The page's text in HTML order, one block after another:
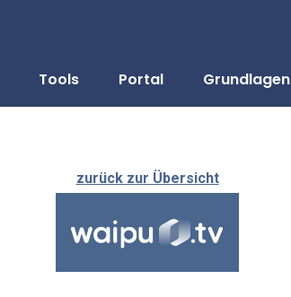
Tools Portal Grundlagen
zurück zur Übersicht